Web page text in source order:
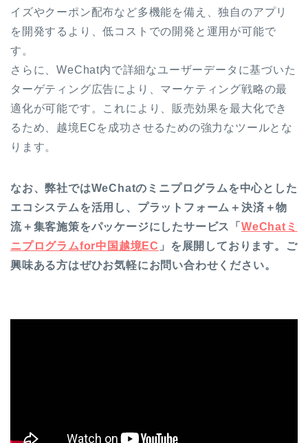
イズやクーポン配布など多機能を備え、独自のアプリ
を開発するより、低コストでの開発と運用が可能で
す。
さらに、WeChat内で詳細なユーザーデータに基づいた
ターゲティング広告により、マーケティング戦略の最
適化が可能です。これにより、販売効果を最大化でき
るため、越境ECを成功させるための強力なツールとな
ります。
なお、弊社ではWeChatのミニプログラムを中心とした
エコシステムを活用し、プラットフォーム＋決済＋物
流＋集客施策をパッケージにしたサービス「WeChatミ
ニプログラムfor中国越境EC 」を展開しております。ご
興味ある方はぜひお気軽にお問い合わせください。